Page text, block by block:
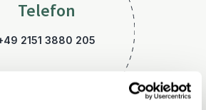
Telefon
2151 3880 205